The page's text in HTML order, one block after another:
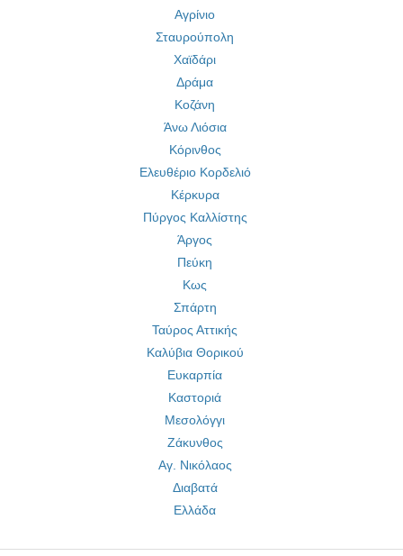
Αγρίνιο
Σταυρούπολη
Χαϊδάρι
Δράμα
Κοζάνη
Άνω Λιόσια
Κόρινθος
Ελευθέριο Κορδελιό
Κέρκυρα
Πύργος Καλλίστης
Άργος
Πεύκη
Κως
Σπάρτη
Ταύρος Αττικής
Καλύβια Θορικού
Ευκαρπία
Καστοριά
Μεσολόγγι
Ζάκυνθος
Αγ. Νικόλαος
Διαβατά
Ελλάδα